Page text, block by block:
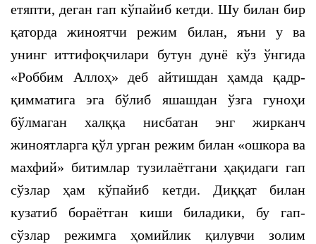
етяпти, деган гап кўпайиб кетди. Шу билан бир
қаторда жиноятчи режим билан, яъни у ва
унинг иттифоқчилари бутун дунё кўз ўнгида
«Роббим Аллоҳ» деб айтишдан ҳамда қадр-
қимматига эга бўлиб яшашдан ўзга гуноҳи
бўлмаган халққа нисбатан энг жирканч
жиноятларга қўл урган режим билан «ошкора ва
махфий» битимлар тузилаётгани ҳақидаги гап
сўзлар ҳам кўпайиб кетди. Диққат билан
кузатиб бораётган киши биладики, бу гап-
сўзлар режимга ҳомийлик қилувчи золим